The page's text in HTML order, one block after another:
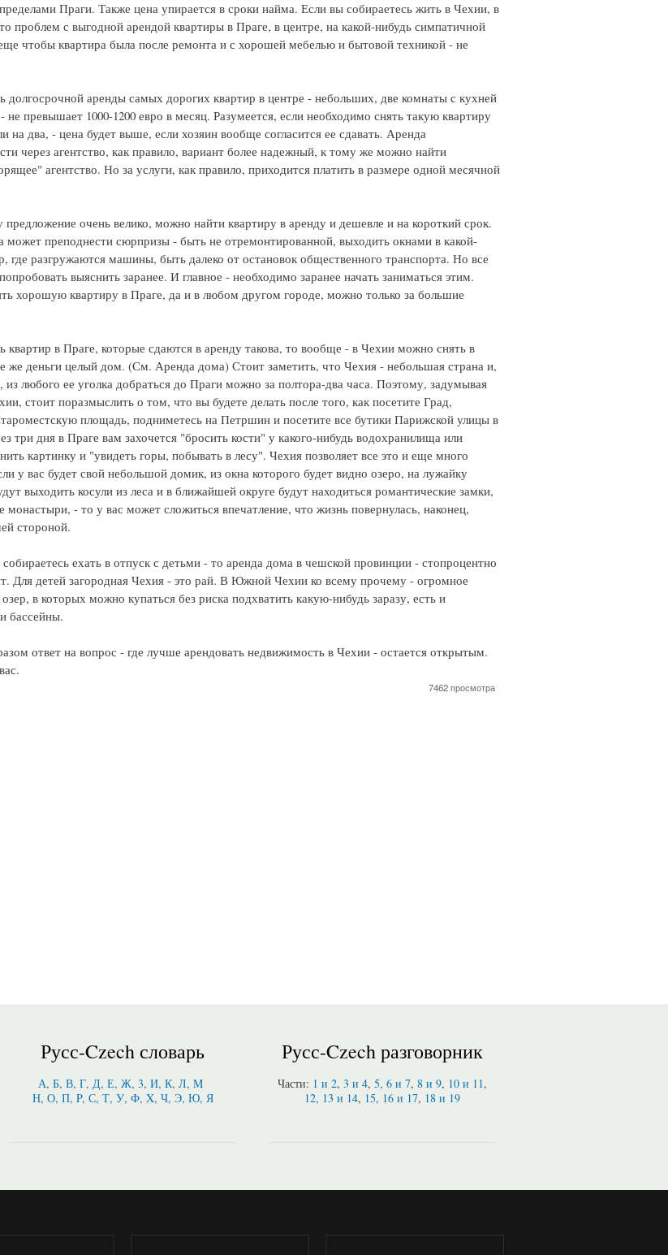
Праги. Также цена упирается в сроки найма. Если вы собираетесь жить в Чехии, в
проблем с выгодной арендой квартиры в Праге, в центре, на какой-нибудь симпатичной
чтобы квартира была после ремонта и с хорошей мебелью и бытовой техникой - не
долгосрочной аренды самых дорогих квартир в центре - небольших, две комнаты с кухней
не превышает 1000-1200 евро в месяц. Разумеется, если необходимо снять такую квартиру
на два, - цена будет выше, если хозяин вообще согласится ее сдавать. Аренда
через агентство, как правило, вариант более надежный, к тому же можно найти
агентство. Но за услуги, как правило, приходится платить в размере одной месячной
предложение очень велико, можно найти квартиру в аренду и дешевле и на короткий срок.
может преподнести сюрпризы - быть не отремонтированной, выходить окнами в какой-
где разгружаются машины, быть далеко от остановок общественного транспорта. Но все
выяснить заранее. И главное - необходимо заранее начать заниматься этим.
хорошую квартиру в Праге, да и в любом другом городе, можно только за большие
квартир в Праге, которые сдаются в аренду такова, то вообще - в Чехии можно снять в
же деньги целый дом. (См. Аренда дома) Стоит заметить, что Чехия - небольшая страна и,
из любого ее уголка добраться до Праги можно за полтора-два часа. Поэтому, задумывая
стоит поразмыслить о том, что вы будете делать после того, как посетите Град,
площадь, подниметесь на Петршин и посетите все бутики Парижской улицы в
три дня в Праге вам захочется "бросить кости" у какого-нибудь водохранилища или
картинку и "увидеть горы, побывать в лесу". Чехия позволяет все это и еще много
у вас будет свой небольшой домик, из окна которого будет видно озеро, на лужайку
выходить косули из леса и в ближайшей округе будут находиться романтические замки,
монастыри, - то у вас может сложиться впечатление, что жизнь повернулась, наконец,
стороной.
ехать в отпуск с детьми - то аренда дома в чешской провинции - стопроцентно
Для детей загородная Чехия - это рай. В Южной Чехии ко всему прочему - огромное
озер, в которых можно купаться без риска подхватить какую-нибудь заразу, есть и
бассейны.
ответ на вопрос - где лучше арендовать недвижимость в Чехии - остается открытым.
7462 просмотра
Русс-Czech словарь
А, Б, В, Г, Д, Е, Ж, 3, И, К, Л, M
Н, О, П, P, С, Т, У, Ф, X, Ч, Э, Ю, Я
Русс-Czech разговорник
Части: 1 и 2, 3 и 4, 5, 6 и 7, 8 и 9, 10 и 11,
12, 13 и 14, 15, 16 и 17, 18 и 19